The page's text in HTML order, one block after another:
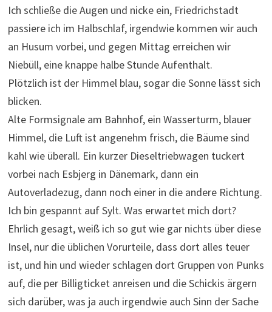
Ich schließe die Augen und nicke ein, Friedrichstadt
passiere ich im Halbschlaf, irgendwie kommen wir auch
an Husum vorbei, und gegen Mittag erreichen wir
Niebüll, eine knappe halbe Stunde Aufenthalt.
Plötzlich ist der Himmel blau, sogar die Sonne lässt sich
blicken.
Alte Formsignale am Bahnhof, ein Wasserturm, blauer
Himmel, die Luft ist angenehm frisch, die Bäume sind
kahl wie überall. Ein kurzer Dieseltriebwagen tuckert
vorbei nach Esbjerg in Dänemark, dann ein
Autoverladezug, dann noch einer in die andere Richtung.
Ich bin gespannt auf Sylt. Was erwartet mich dort?
Ehrlich gesagt, weiß ich so gut wie gar nichts über diese
Insel, nur die üblichen Vorurteile, dass dort alles teuer
ist, und hin und wieder schlagen dort Gruppen von Punks
auf, die per Billigticket anreisen und die Schickis ärgern
sich darüber, was ja auch irgendwie auch Sinn der Sache